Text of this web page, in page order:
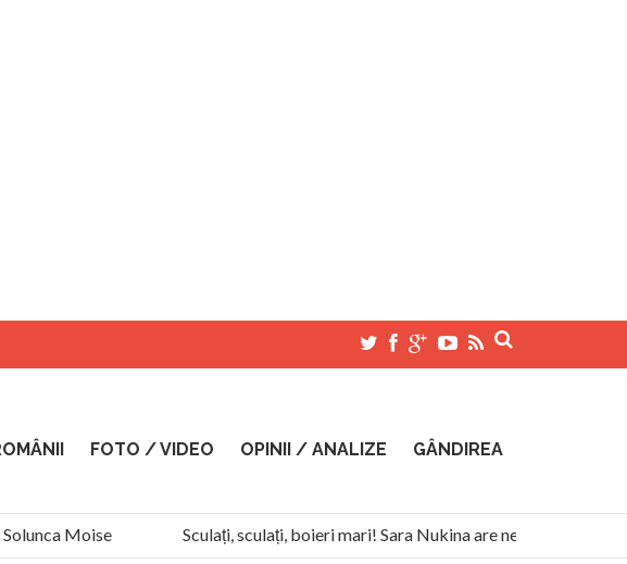
FOTO / VIDEO OPINII / ANALIZE GÂNDIREA
Moise
Sculați, sculați, boieri mari! Sara Nukina are nevoie de ajutorul
ceaușist de la Humanitas militează pentru federalizarea României